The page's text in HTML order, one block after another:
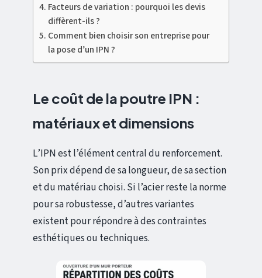
Facteurs de variation : pourquoi les devis
diffèrent-ils ?
Comment bien choisir son entreprise pour
la pose d’un IPN ?
Le coût de la poutre IPN :
matériaux et dimensions
L’IPN est l’élément central du renforcement.
Son prix dépend de sa longueur, de sa section
et du matériau choisi. Si l’acier reste la norme
pour sa robustesse, d’autres variantes
existent pour répondre à des contraintes
esthétiques ou techniques.